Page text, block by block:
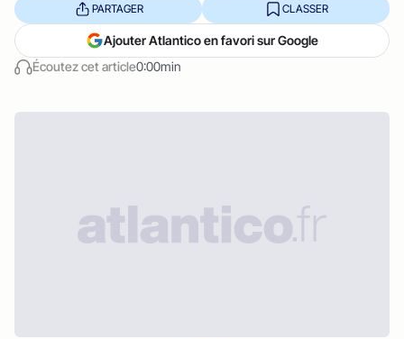
Écoutez cet article0:00min
PARTAGER CLASSER
Ajouter Atlantico en favori sur Google